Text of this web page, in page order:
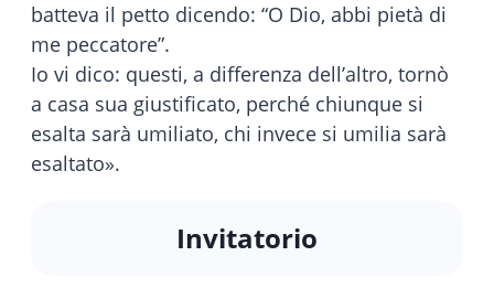
batteva il petto dicendo: “O Dio, abbi pietà di
me peccatore”.
Io vi dico: questi, a differenza dell’altro, tornò
a casa sua giustificato, perché chiunque si
esalta sarà umiliato, chi invece si umilia sarà
esaltato».
Invitatorio